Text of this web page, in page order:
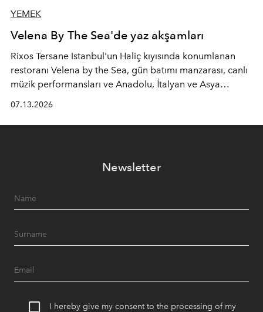
YEMEK
Velena By The Sea'de yaz akşamları
Rixos Tersane Istanbul'un Haliç kıyısında konumlanan
restoranı Velena by the Sea, gün batımı manzarası, canlı
müzik performansları ve Anadolu, İtalyan ve Asya
devam ediyor.
07.13.2026
Newsletter
I hereby give my consent to the processing of my